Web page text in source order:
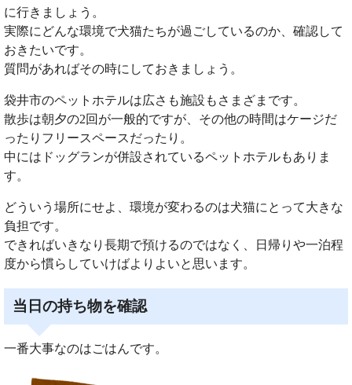
に行きましょう。
実際にどんな環境で犬猫たちが過ごしているのか、確認して
おきたいです。
質問があればその時にしておきましょう。
袋井市のペットホテルは広さも施設もさまざまです。
散歩は朝夕の2回が一般的ですが、その他の時間はケージだ
ったりフリースペースだったり。
中にはドッグランが併設されているペットホテルもありま
す。
どういう場所にせよ、環境が変わるのは犬猫にとって大きな
負担です。
できればいきなり長期で預けるのではなく、日帰りや一泊程
度から慣らしていけばよりよいと思います。
当日の持ち物を確認
一番大事なのはごはんです。